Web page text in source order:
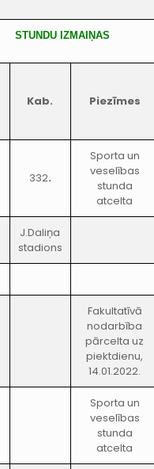
STUNDU IZMAIŅAS
Kab. Piezīmes
332.
Sporta un
veselības
stunda
atcelta
J.Daliņa
stadions
Fakultatīvā
nodarbība
pārcelta uz
piektdienu,
14.01.2022.
Sporta un
veselības
stunda
atcelta